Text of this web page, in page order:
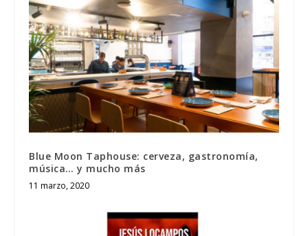
Blue Moon Taphouse: cerveza, gastronomía,
música… y mucho más
11 marzo, 2020